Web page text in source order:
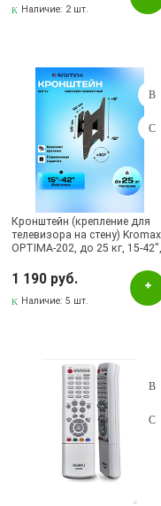
Наличие: 2 шт.
Кронштейн (крепление для
телевизора на стену) Kromax
OPTIMA-202, до 25 кг, 15-42",
поворотный, цвет черный
1 190 руб.
Наличие:5 шт.